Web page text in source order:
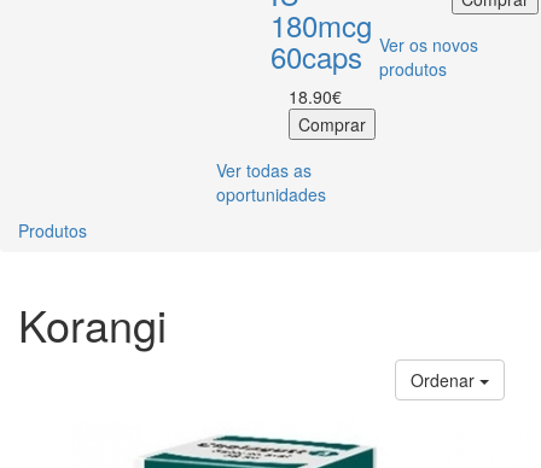
180mcg
60caps
18.90€
Ver todas as
oportunidades
Ver os novos
produtos
Produtos
Korangi
Ordenar